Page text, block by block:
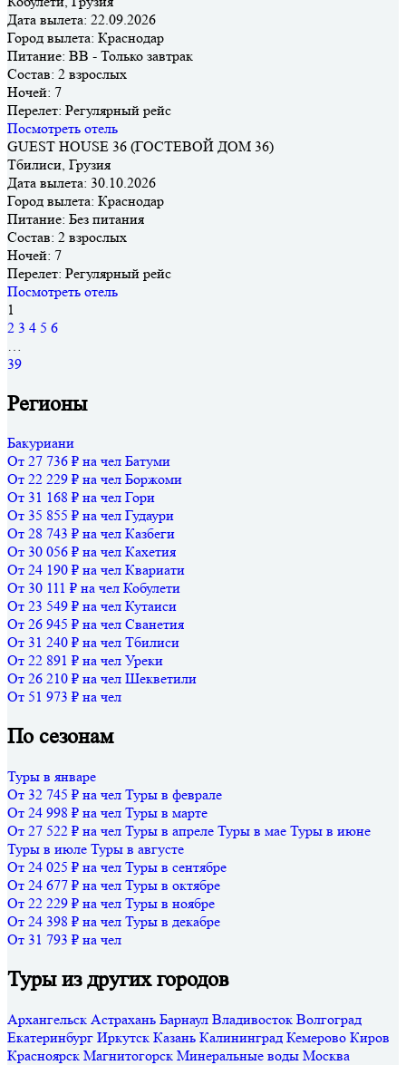
Дата вылета: 22.09.2026
Город вылета: Краснодар
Питание: BB - Только завтрак
Состав: 2 взрослых
Ночей: 7
Перелет: Регулярный рейс
Посмотреть отель
GUEST HOUSE 36 (ГОСТЕВОЙ ДОМ 36)
Тбилиси, Грузия
Дата вылета: 30.10.2026
Город вылета: Краснодар
Питание: Без питания
Состав: 2 взрослых
Ночей: 7
Перелет: Регулярный рейс
Посмотреть отель
1
2 3 4 5 6
39
Регионы
Бакуриани
От 27 736 ₽ на чел Батуми
От 22 229 ₽ на чел Боржоми
От 31 168 ₽ на чел Гори
От 35 855 ₽ на чел Гудаури
От 28 743 ₽ на чел Казбеги
От 30 056 ₽ на чел Кахетия
От 24 190 ₽ на чел Квариати
От 30 111 ₽ на чел Кобулети
От 23 549 ₽ на чел Кутаиси
От 26 945 ₽ на чел Сванетия
От 31 240 ₽ на чел Тбилиси
От 22 891 ₽ на чел Уреки
От 26 210 ₽ на чел Шекветили
От 51 973 ₽ на чел
По сезонам
Туры в январе
От 32 745 ₽ на чел Туры в феврале
От 24 998 ₽ на чел Туры в марте
От 27 522 ₽ на чел Туры в апреле Туры в мае Туры в июне
Туры в июле Туры в августе
От 24 025 ₽ на чел Туры в сентябре
От 24 677 ₽ на чел Туры в октябре
От 22 229 ₽ на чел Туры в ноябре
От 24 398 ₽ на чел Туры в декабре
От 31 793 ₽ на чел
Туры из других городов
Архангельск Астрахань Барнаул Владивосток Волгоград
Екатеринбург Иркутск Казань Калининград Кемерово Киров
Красноярск Магнитогорск Минеральные воды Москва